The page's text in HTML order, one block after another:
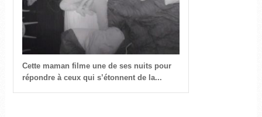
Cette maman filme une de ses nuits pour
répondre à ceux qui s’étonnent de la...